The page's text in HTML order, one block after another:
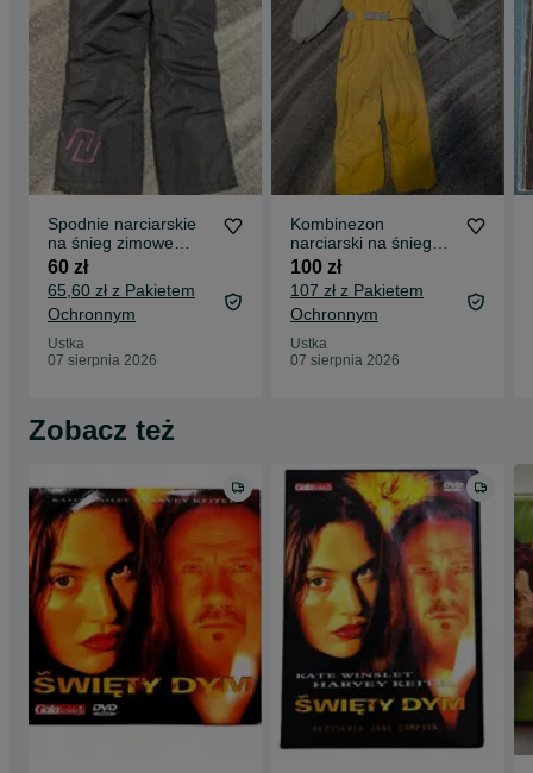
Spodnie narciarskie
na śnieg zimowe
r.116
60 zł
65,60 zł z Pakietem
Ochronnym
Ustka
07 sierpnia 2026
Kombinezon
narciarski na śnieg
Quechua 8 lat
100 zł
107 zł z Pakietem
Ochronnym
Ustka
07 sierpnia 2026
Zobacz też